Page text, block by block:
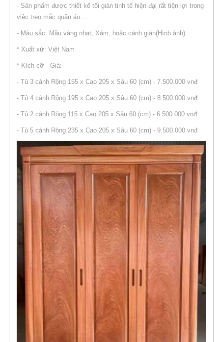
- Sản phẩm được thiết kế tối giản tinh tế hiện đại rất tiện lợi trong
việc treo mắc quần áo...
- Màu sắc: Mầu vàng nhạt, Xám, hoặc cánh gián(Hình ảnh)
* Xuất xứ: Việt Nam
* Kích cỡ - Giá:
- Tủ 3 cánh Rộng 155 x Cao 205 x Sâu 60 (cm) - 7.500.000 vnđ
- Tủ 4 cánh Rộng 195 x Cao 205 x Sâu 60 (cm) - 8.500.000 vnđ
- Tủ 2 cánh Rộng 115 x Cao 205 x Sâu 60 (cm) - 6.500.000 vnđ
- Tủ 5 cánh Rộng 235 x Cao 205 x Sâu 60 (cm) - 9.500.000 vnđ